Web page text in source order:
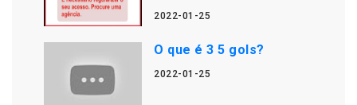
2022-01-25
O que é 3 5 gols?
2022-01-25